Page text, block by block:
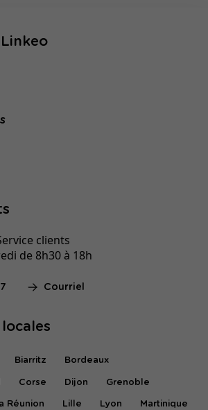
clients
de 8h30 à 18h
Courriel
Biarritz Bordeaux
Corse Dijon Grenoble
Réunion Lille Lyon Martinique